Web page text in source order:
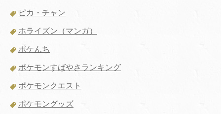
ピカ・チャン
ホライズン（マンガ）
ポケんち
ポケモンすばやさランキング
ポケモンクエスト
ポケモングッズ